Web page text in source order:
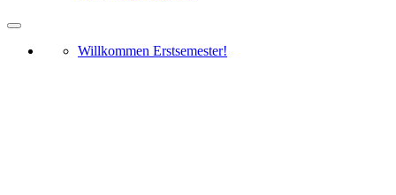
Willkommen Erstsemester!